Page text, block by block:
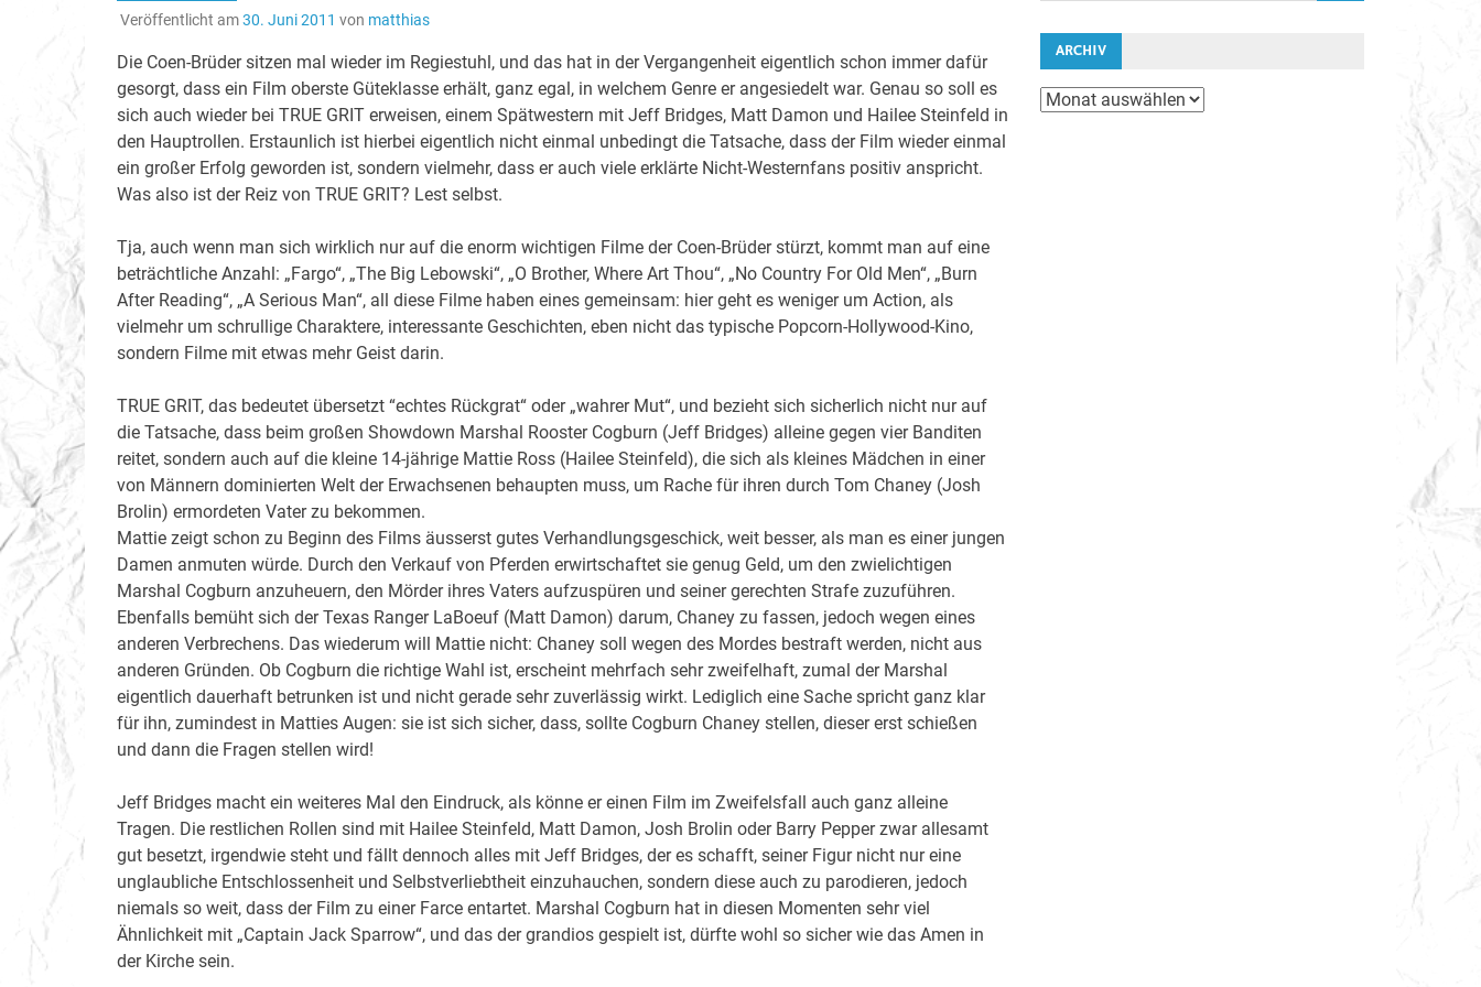
Veröffentlicht am30. Juni 2011 von matthias
Die Coen-Brüder sitzen mal wieder im Regiestuhl, und das hat in der Vergangenheit eigentlich schon immer dafür
gesorgt, dass ein Film oberste Güteklasse erhält, ganz egal, in welchem Genre er angesiedelt war. Genau so soll es
sich auch wieder bei TRUE GRIT erweisen, einem Spätwestern mit Jeff Bridges, Matt Damon und Hailee Steinfeld in
den Hauptrollen. Erstaunlich ist hierbei eigentlich nicht einmal unbedingt die Tatsache, dass der Film wieder einmal
ein großer Erfolg geworden ist, sondern vielmehr, dass er auch viele erklärte Nicht-Westernfans positiv anspricht.
Was also ist der Reiz von TRUE GRIT? Lest selbst.
Tja, auch wenn man sich wirklich nur auf die enorm wichtigen Filme der Coen-Brüder stürzt, kommt man auf eine
beträchtliche Anzahl: „Fargo“, „The Big Lebowski“, „O Brother, Where Art Thou“, „No Country For Old Men“, „Burn
After Reading“, „A Serious Man“, all diese Filme haben eines gemeinsam: hier geht es weniger um Action, als
vielmehr um schrullige Charaktere, interessante Geschichten, eben nicht das typische Popcorn-Hollywood-Kino,
sondern Filme mit etwas mehr Geist darin.
TRUE GRIT, das bedeutet übersetzt “echtes Rückgrat“ oder „wahrer Mut“, und bezieht sich sicherlich nicht nur auf
die Tatsache, dass beim großen Showdown Marshal Rooster Cogburn (Jeff Bridges) alleine gegen vier Banditen
reitet, sondern auch auf die kleine 14-jährige Mattie Ross (Hailee Steinfeld), die sich als kleines Mädchen in einer
von Männern dominierten Welt der Erwachsenen behaupten muss, um Rache für ihren durch Tom Chaney (Josh
Brolin) ermordeten Vater zu bekommen.
Mattie zeigt schon zu Beginn des Films äusserst gutes Verhandlungsgeschick, weit besser, als man es einer jungen
Damen anmuten würde. Durch den Verkauf von Pferden erwirtschaftet sie genug Geld, um den zwielichtigen
Marshal Cogburn anzuheuern, den Mörder ihres Vaters aufzuspüren und seiner gerechten Strafe zuzuführen.
Ebenfalls bemüht sich der Texas Ranger LaBoeuf (Matt Damon) darum, Chaney zu fassen, jedoch wegen eines
anderen Verbrechens. Das wiederum will Mattie nicht: Chaney soll wegen des Mordes bestraft werden, nicht aus
anderen Gründen. Ob Cogburn die richtige Wahl ist, erscheint mehrfach sehr zweifelhaft, zumal der Marshal
eigentlich dauerhaft betrunken ist und nicht gerade sehr zuverlässig wirkt. Lediglich eine Sache spricht ganz klar
für ihn, zumindest in Matties Augen: sie ist sich sicher, dass, sollte Cogburn Chaney stellen, dieser erst schießen
und dann die Fragen stellen wird!
Jeff Bridges macht ein weiteres Mal den Eindruck, als könne er einen Film im Zweifelsfall auch ganz alleine
Tragen. Die restlichen Rollen sind mit Hailee Steinfeld, Matt Damon, Josh Brolin oder Barry Pepper zwar allesamt
gut besetzt, irgendwie steht und fällt dennoch alles mit Jeff Bridges, der es schafft, seiner Figur nicht nur eine
unglaubliche Entschlossenheit und Selbstverliebtheit einzuhauchen, sondern diese auch zu parodieren, jedoch
niemals so weit, dass der Film zu einer Farce entartet. Marshal Cogburn hat in diesen Momenten sehr viel
Ähnlichkeit mit „Captain Jack Sparrow“, und das der grandios gespielt ist, dürfte wohl so sicher wie das Amen in
der Kirche sein.
ARCHIV
Archiv